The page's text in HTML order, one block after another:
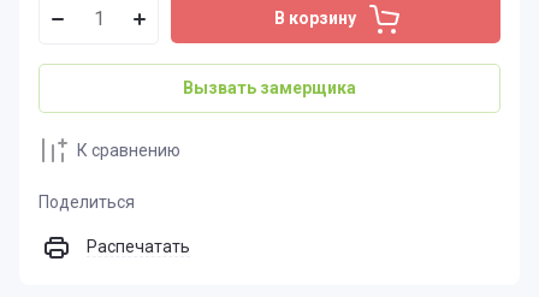
В корзину
Вызвать замерщика
К сравнению
Поделиться
Распечатать